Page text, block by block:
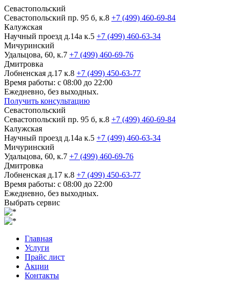
Севастопольский
Севастопольский пр. 95 б, к.8 +7 (499) 460-69-84
Калужская
Научный проезд д.14а к.5 +7 (499) 460-63-34
Мичуринский
Удальцова, 60, к.7 +7 (499) 460-69-76
Дмитровка
Лобненская д.17 к.8 +7 (499) 450-63-77
Время работы: с 08:00 до 22:00
Ежедневно, без выходных.
Получить консультацию
Севастопольский
Севастопольский пр. 95 б, к.8 +7 (499) 460-69-84
Калужская
Научный проезд д.14а к.5 +7 (499) 460-63-34
Мичуринский
Удальцова, 60, к.7 +7 (499) 460-69-76
Дмитровка
Лобненская д.17 к.8 +7 (499) 450-63-77
Время работы: с 08:00 до 22:00
Ежедневно, без выходных.
Выбрать сервис
Главная
Услуги
Прайс лист
Акции
Контакты